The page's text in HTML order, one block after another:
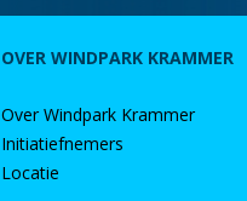
OVER WINDPARK KRAMMER
Over Windpark Krammer
Initiatiefnemers
Locatie